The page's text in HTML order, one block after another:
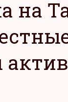
на